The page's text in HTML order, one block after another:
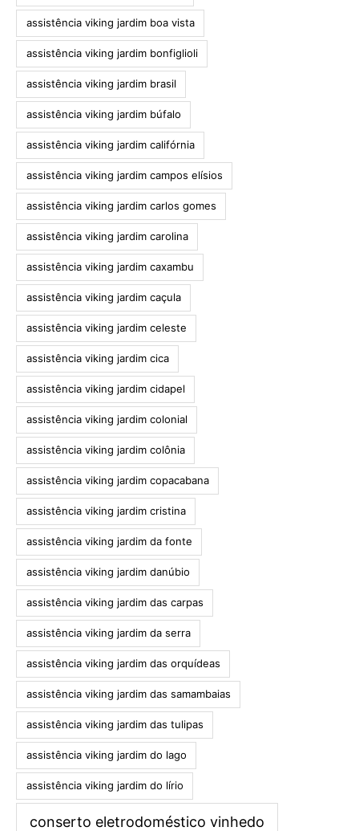
assistência viking jardim boa vista
assistência viking jardim bonfiglioli
assistência viking jardim brasil
assistência viking jardim búfalo
assistência viking jardim califórnia
assistência viking jardim campos elísios
assistência viking jardim carlos gomes
assistência viking jardim carolina
assistência viking jardim caxambu
assistência viking jardim caçula
assistência viking jardim celeste
assistência viking jardim cica
assistência viking jardim cidapel
assistência viking jardim colonial
assistência viking jardim colônia
assistência viking jardim copacabana
assistência viking jardim cristina
assistência viking jardim da fonte
assistência viking jardim danúbio
assistência viking jardim das carpas
assistência viking jardim da serra
assistência viking jardim das orquídeas
assistência viking jardim das samambaias
assistência viking jardim das tulipas
assistência viking jardim do lago
assistência viking jardim do lírio
conserto eletrodoméstico vinhedo